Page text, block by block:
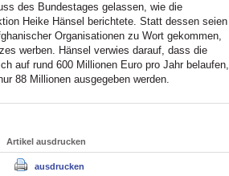
des Bundestages gelassen, wie die
Heike Hänsel berichtete. Statt dessen seien
Organisationen zu Wort gekommen,
werben. Hänsel verwies darauf, dass die
auf rund 600 Millionen Euro pro Jahr belaufen,
88 Millionen ausgegeben werden.
Artikel ausdrucken
ausdrucken